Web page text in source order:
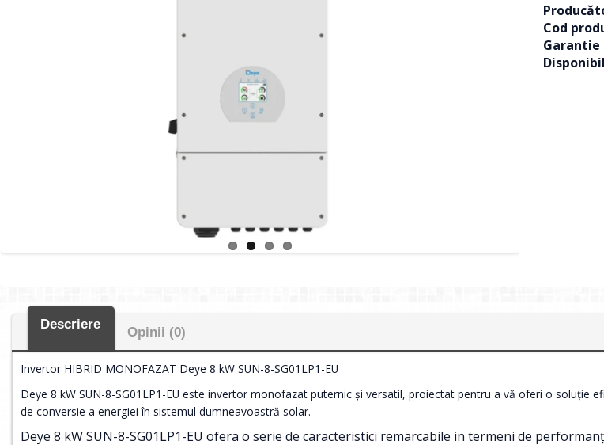
Cod
Garantie
Descriere
Opinii (0)
Invertor HIBRID MONOFAZAT Deye 8 kW SUN-8-SG01LP1-EU
Deye 8 kW SUN-8-SG01LP1-EU este invertor monofazat puternic și versatil, proiectat pentru a vă oferi o soluție
de conversie a energiei în sistemul dumneavoastră solar.
Deye 8 kW SUN-8-SG01LP1-EU ofera o serie de caracteristici remarcabile in termeni de